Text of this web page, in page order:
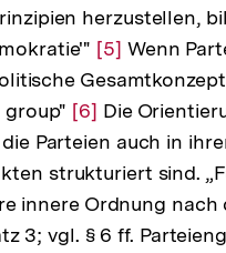
herzustellen,
Zur
Auflösung
der
Fußnote
[5] Wenn
group" Zur
Auflösung
der
Fußnote
[6] Die
Parteien auch in
strukturiert sind.
innere Ordnung
3; vgl. § 6 ff.